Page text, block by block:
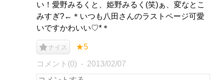
い！愛野みるくと、姫野みるく(笑)ぁ、変なとこ
みすぎ?←＊いつも八田さんのラストページ可愛
いですかわいい♡*＊
ナイス ★5
コメント(0) 2013/02/07